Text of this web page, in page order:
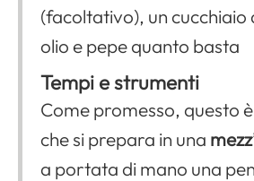
(facoltativo), un cucchiaio
olio e pepe quanto basta
Tempi e strumenti
Come promesso, questo
che si prepara in una
a portata di mano una